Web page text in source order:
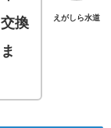
えがしら水道
換